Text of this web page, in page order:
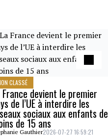
CLASSÉ
France devient le premier
de l’UE à interdire les
sociaux aux enfants de
de 15 ans
Gauthier2026-07-27 16:59:21